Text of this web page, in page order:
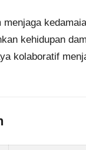
kehidupan
kolaboratif